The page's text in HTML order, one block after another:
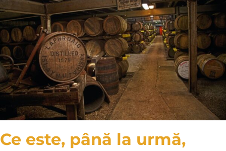
Ce este, până la urmă,